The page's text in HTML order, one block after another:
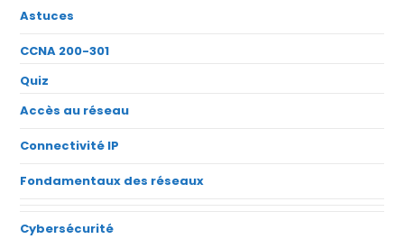
Astuces
CCNA 200-301
Quiz
Accès au réseau
Connectivité IP
Fondamentaux des réseaux
Cybersécurité